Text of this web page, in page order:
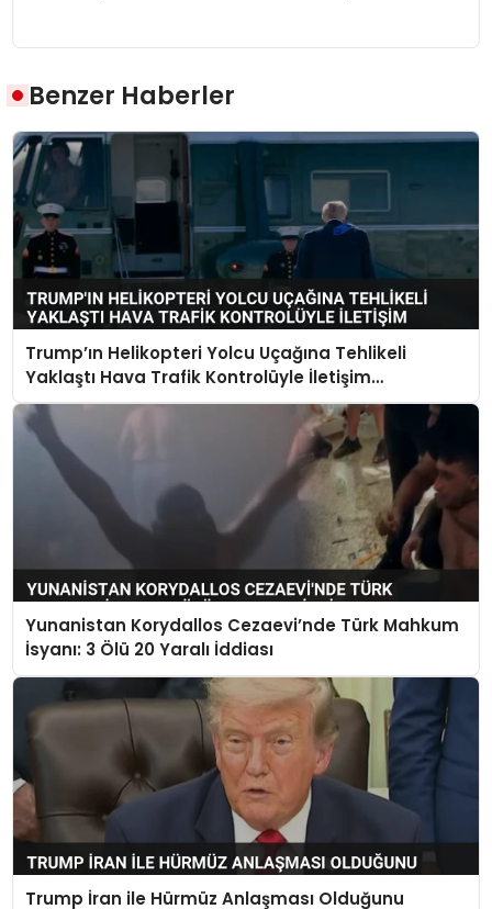
Benzer Haberler
Trump’ın Helikopteri Yolcu Uçağına Tehlikeli
Yaklaştı Hava Trafik Kontrolüyle İletişim
Kurulamadı
Yunanistan Korydallos Cezaevi’nde Türk Mahkum
İsyanı: 3 Ölü 20 Yaralı İddiası
Trump İran ile Hürmüz Anlaşması Olduğunu